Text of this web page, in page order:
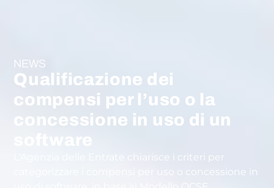
NEWS
Qualificazione dei
compensi per l’uso o la
concessione in uso di un
software
L'Agenzia delle Entrate chiarisce i criteri per
categorizzare i compensi per uso o concessione in